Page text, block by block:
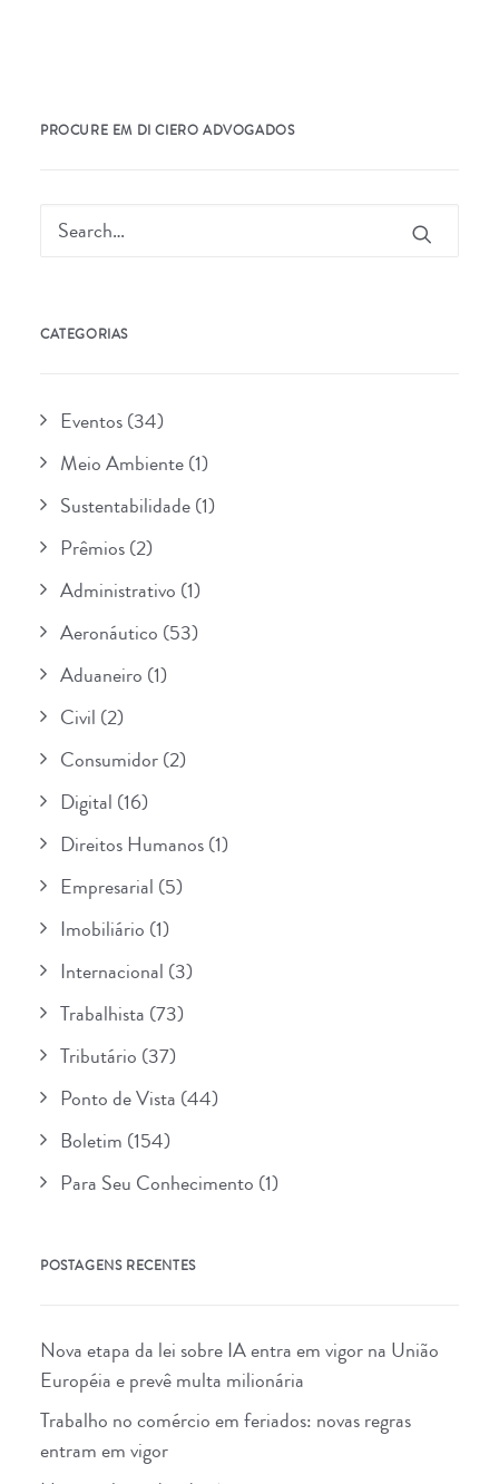
PROCURE EM DI CIERO ADVOGADOS
CATEGORIAS
Eventos(34)
Meio Ambiente(1)
Sustentabilidade(1)
Prêmios(2)
Administrativo (1)
Aeronáutico (53)
Aduaneiro (1)
Civil (2)
Consumidor(2)
Digital (16)
Direitos Humanos(1)
Empresarial (5)
Imobiliário (1)
Internacional (3)
Trabalhista (73)
Tributário (37)
Ponto de Vista (44)
Boletim (154)
Para Seu Conhecimento (1)
POSTAGENS RECENTES
Nova etapa da lei sobre IA entra em vigor na União
Européia e prevê multa milionária
Trabalho no comércio em feriados: novas regras
entram em vigor